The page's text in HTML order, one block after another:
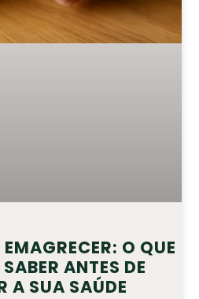
O QUE
ANTES DE
A SUA SAÚDE